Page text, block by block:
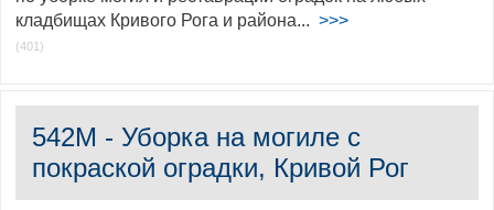
кладбищах Кривого Рога и района... >>>
(401)
542M - Уборка на могиле с
покраской оградки, Кривой Рог